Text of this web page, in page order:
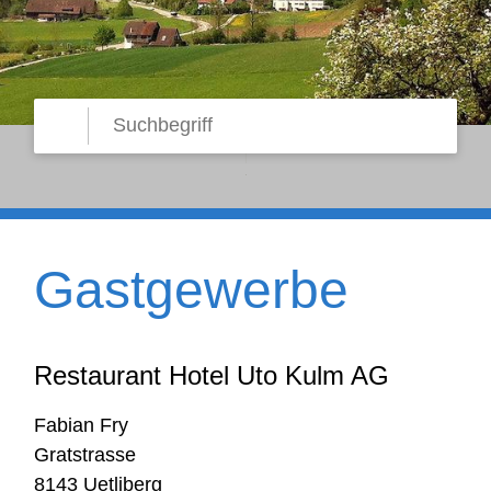
Suchbegriff
Suche starten
Gastgewerbe
Restaurant Hotel Uto Kulm AG
Fabian Fry
Gratstrasse
8143 Uetliberg